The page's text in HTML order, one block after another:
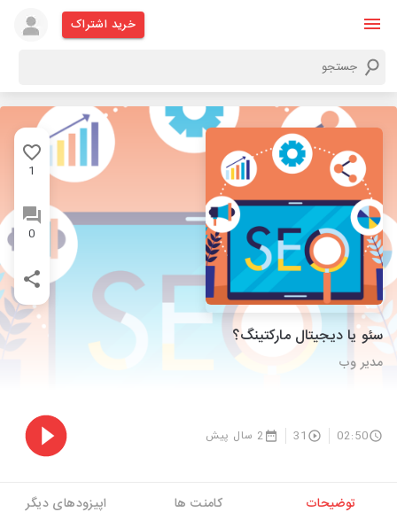
خرید اشتراک
1
0
سئو یا دیجیتال مارکتینگ؟
مدیر وب
02:50
31 2 سال پیش
توضیحات کامنت ها اپیزودهای دیگر